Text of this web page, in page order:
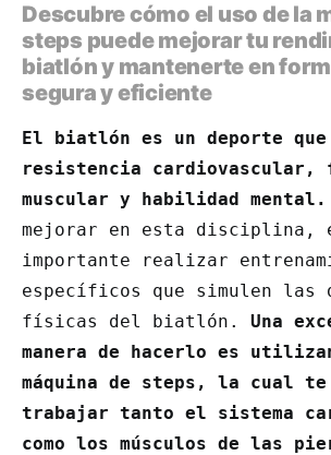
Descubre cómo el uso de la
steps puede mejorar tu
biatlón y mantenerte en
segura y eficiente
El biatlón es un deporte
resistencia cardiovascular,
muscular y habilidad mental.
mejorar en esta disciplina,
importante realizar
específicos que simulen las
físicas del biatlón. Una
manera de hacerlo es
máquina de steps, la cual te
trabajar tanto el sistema
como los músculos de las